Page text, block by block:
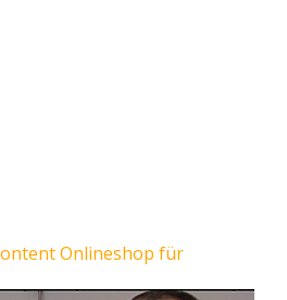
Onlineshop für